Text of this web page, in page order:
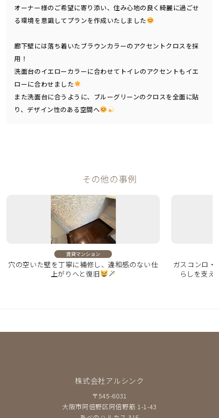
オーナー様のご希望に寄り添い、住み心地の良く綺麗に過ごせ
る環境を意識してプランを作成いたしました
廊下壁には落ち着いたブラウンカラーのアクセントクロスを採
用！
洗面台のイエローカラーに合わせてトイレのアクセントもイエ
ローに合わせました
また洗面台に合うように、ブルーグリーンのクロスを全面に貼
り、デザイン性のある空間へ
その他の事例
賃貸マンション
穴の空いた壁を丁寧に補修し、違和感のない仕
上がりへと復旧
ガスコンロ・
らしを支え
株式会社アルシンク
〒545-6031
大阪市阿倍野区阿倍野筋 1-1-43